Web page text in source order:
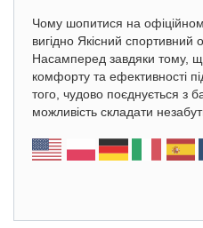
Чому шопитися на
вигідно Якісний спортивний
Насамперед завдяки тому,
комфорту та ефективності
того, чудово поєднується з
можливість складати